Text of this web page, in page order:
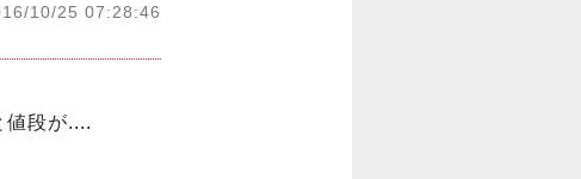
10/25 07:28:46
値段が....